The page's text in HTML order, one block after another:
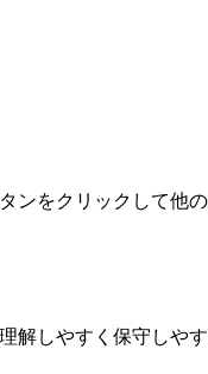
ンをクリックして他
しやすく保守しやす